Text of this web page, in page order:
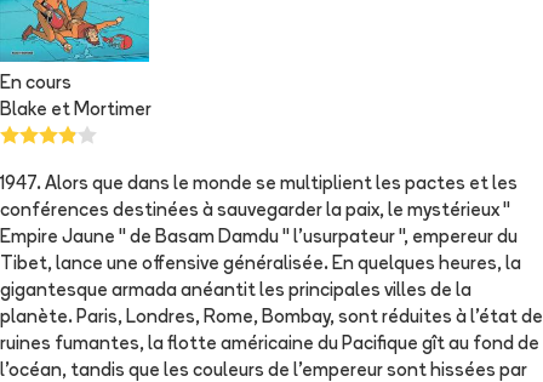
En cours
Blake et Mortimer
1947. Alors que dans le monde se multiplient les pactes et les
conférences destinées à sauvegarder la paix, le mystérieux "
Empire Jaune " de Basam Damdu " l'usurpateur ", empereur du
Tibet, lance une offensive généralisée. En quelques heures, la
gigantesque armada anéantit les principales villes de la
planète. Paris, Londres, Rome, Bombay, sont réduites à l'état de
ruines fumantes, la flotte américaine du Pacifique gît au fond de
l'océan, tandis que les couleurs de l'empereur sont hissées par